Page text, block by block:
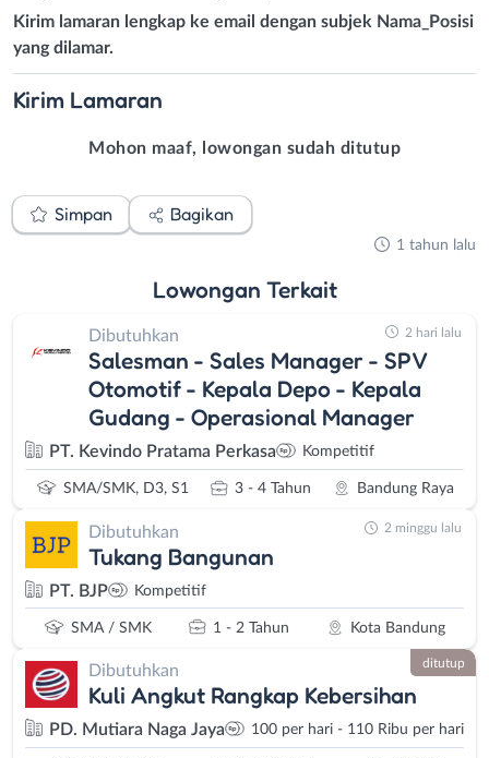
Kirim lamaran lengkap ke email dengan subjek Nama_Posisi
yang dilamar.
Kirim Lamaran
Mohon maaf, lowongan sudah ditutup
Simpan Bagikan
1 tahun lalu
Lowongan Terkait
Dibutuhkan
Salesman - Sales Manager - SPV
Otomotif - Kepala Depo - Kepala
Gudang - Operasional Manager
PT. Kevindo Pratama Perkasa Kompetitif
SMA/SMK, D3, S1 3 - 4 Tahun Bandung Raya
2 hari lalu
Dibutuhkan
Tukang Bangunan
PT. BJP Kompetitif
SMA / SMK 1 - 2 Tahun Kota Bandung
2 minggu lalu
Dibutuhkan
Kuli Angkut Rangkap Kebersihan
PD. Mutiara Naga Jaya 100 per hari - 110 Ribu per hari
ditutup